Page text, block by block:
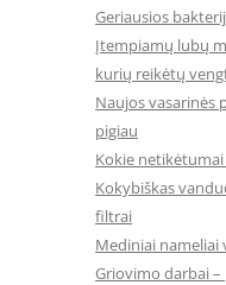
Geriausios
Įtempiamų lubų
kurių reikėtų
Naujos vasarinės
pigiau
Kokie
Kokybiškas
filtrai
Mediniai nameliai
Griovimo darbai –